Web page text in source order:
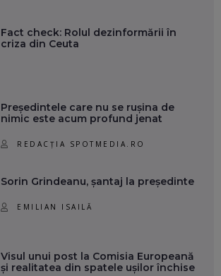
Fact check: Rolul dezinformării în
criza din Ceuta
Președintele care nu se rușina de
nimic este acum profund jenat
REDACȚIA SPOTMEDIA.RO
Sorin Grindeanu, șantaj la președinte
EMILIAN ISAILĂ
Visul unui post la Comisia Europeană
și realitatea din spatele ușilor închise